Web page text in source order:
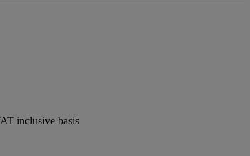
inclusive basis